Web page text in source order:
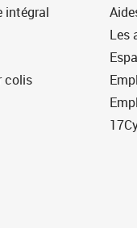
intégral
colis
Les